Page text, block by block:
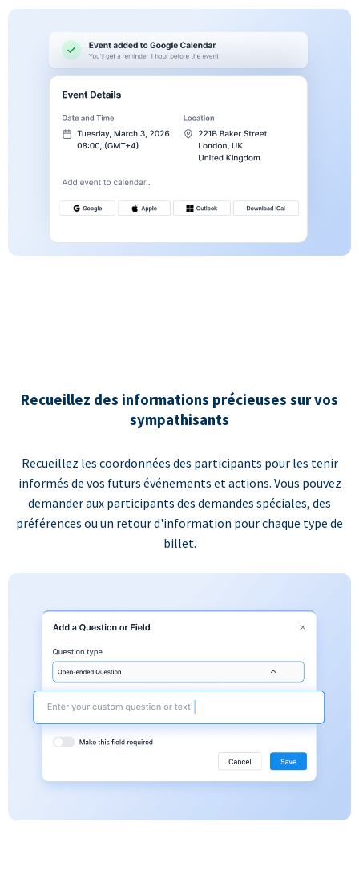
Recueillez des informations précieuses sur vos
sympathisants
Recueillez les coordonnées des participants pour les tenir
informés de vos futurs événements et actions. Vous pouvez
demander aux participants des demandes spéciales, des
préférences ou un retour d'information pour chaque type de
billet.